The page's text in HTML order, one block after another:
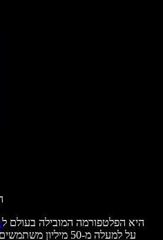
היא הפלטפורמה המובילה בעולם ל